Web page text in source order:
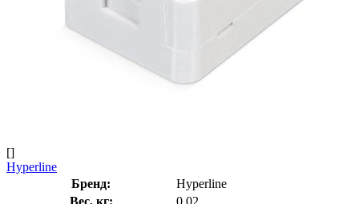
[]
Hyperline
Бренд:
Hyperline
Вес, кг:
0.02